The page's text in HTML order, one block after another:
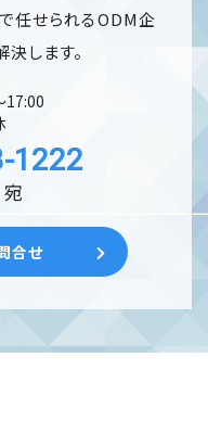
任せられるODM企
します。
17:00
1222
合せ